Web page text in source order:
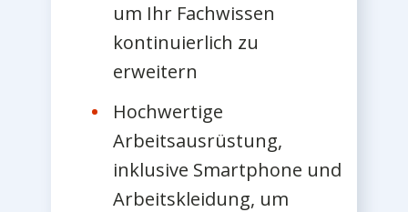
um Ihr Fachwissen
kontinuierlich zu
erweitern
Hochwertige
Arbeitsausrüstung,
inklusive Smartphone und
Arbeitskleidung, um